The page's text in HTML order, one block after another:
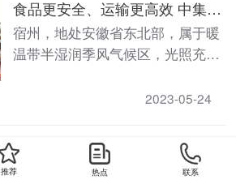
食品更安全、运输更高效 中集强
冠全新一代食品级“全能王陀螺
罐”粉罐车让用户更放心
宿州，地处安徽省东北部，属于暖
温带半湿润季风气候区，光照充
2023-05-24
2023年2月新能源专用车分析
近5年来，我国城市快递物流行业
推荐 热点 联系